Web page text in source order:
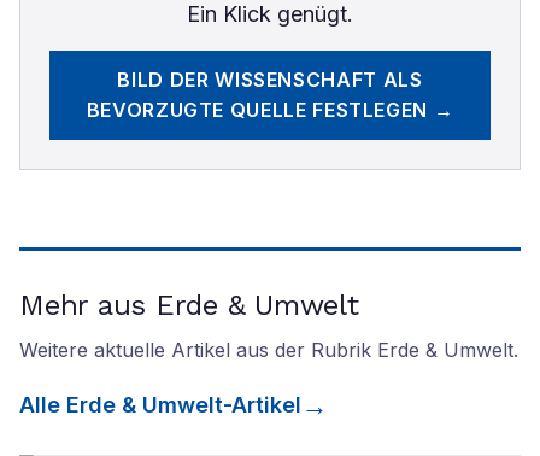
Ein Klick genügt.
BILD DER WISSENSCHAFT ALS
BEVORZUGTE QUELLE FESTLEGEN →
Mehr aus Erde & Umwelt
Weitere aktuelle Artikel aus der Rubrik Erde & Umwelt.
Alle Erde & Umwelt-Artikel